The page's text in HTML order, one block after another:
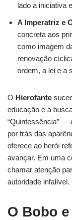
lado a iniciativa
A Imperatriz e
concreta aos
como imagem
renovação
ordem, a lei e a
O Hierofante
educação e a
“Quintessência” —
por trás das
oferece ao herói
avançar. Em uma
chamar atenção
autoridade infalível.
O Bobo